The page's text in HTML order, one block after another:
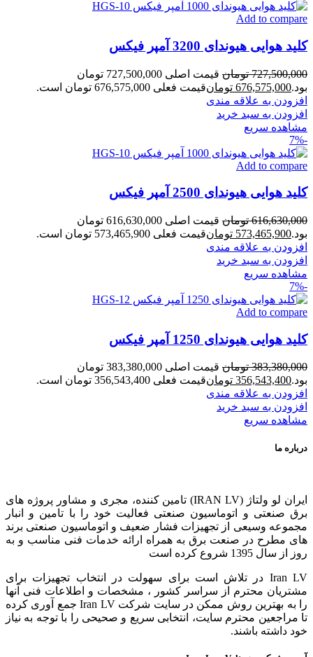
Add to compare
کلید هوایی هیوندای 3200 آمپر فیکس
727,500,000 تومان
قیمت اصلی 727,500,000 تومان
بود.676,575,000 تومانقیمت فعلی 676,575,000 تومان است.
افزودن به علاقه مندی
افزودن به سبد خرید
مشاهده سریع
-7%
Add to compare
کلید هوایی هیوندای 2500 آمپر فیکس
616,630,000 تومان
قیمت اصلی 616,630,000 تومان
بود.573,465,900 تومانقیمت فعلی 573,465,900 تومان است.
افزودن به علاقه مندی
افزودن به سبد خرید
مشاهده سریع
-7%
Add to compare
کلید هوایی هیوندای 1250 آمپر فیکس
383,380,000 تومان
قیمت اصلی 383,380,000 تومان
بود.356,543,400 تومانقیمت فعلی 356,543,400 تومان است.
افزودن به علاقه مندی
افزودن به سبد خرید
مشاهده سریع
درباره ما
ایران لو ولتاژ (IRAN LV) تامین کننده، مجری و مشاور پروژه های
برق صنعتی و اتوماسیون صنعتی فعالیت خود را با تامین و انبار
مجموعه وسیعی از تجهیزات فشار ضعیف و اتوماسیون صنعتی برند
های مطرح در صنعت برق به همراه ارائه خدمات فنی مناسب و به
روز از سال 1395 شروع کرده است
Iran LV در تلاش است برای سهولت در انتخاب تجهیزات برای
مشتریان محترم از سراسر کشور ، مشخصات و اطلاعات فنی آنها
را به بهترین روش ممکن در سایت شرکت Iran LV جمع آوری کرده
تا مراجعین محترم سایت، انتخابی سریع و صحیحی را با توجه به نیاز
خود داشته باشند.